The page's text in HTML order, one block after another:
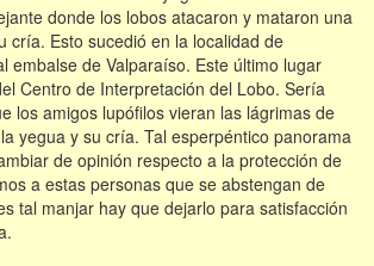
donde los lobos atacaron y mataron una
cría. Esto sucedió en la localidad de
embalse de Valparaíso. Este último lugar
Centro de Interpretación del Lobo. Sería
los amigos lupófilos vieran las lágrimas de
yegua y su cría. Tal esperpéntico panorama
de opinión respecto a la protección de
a estas personas que se abstengan de
tal manjar hay que dejarlo para satisfacción